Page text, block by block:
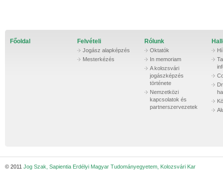
Főoldal Felvételi
Jogász alapképzés
Mesterkézés
Rólunk
Oktatók
In memoriam
A kolozsvári
jogászképzés
története
Nemzetközi
kapcsolatok és
partnerszervezetek
© 2011 Jog Szak, Sapientia Erdélyi Magyar Tudományegyetem, Kolozsvári Kar